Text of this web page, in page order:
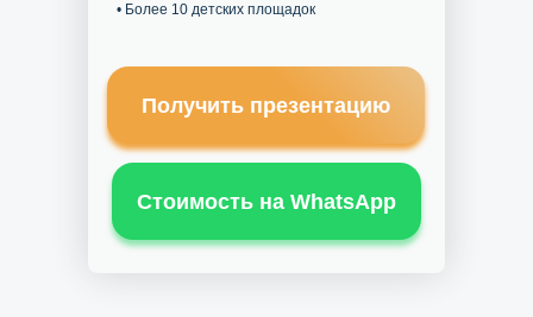
• Более 10 детских площадок
Получить презентацию
Стоимость на WhatsApp